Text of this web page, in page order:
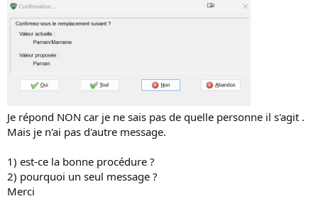
Je répond NON car je ne sais pas de quelle personne il s'agit .
Mais je n'ai pas d'autre message.
1) est-ce la bonne procédure ?
2) pourquoi un seul message ?
Merci